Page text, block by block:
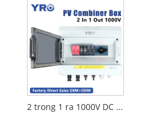
2 trong 1 ra 1000V DC với công tắc ngắt kết nối